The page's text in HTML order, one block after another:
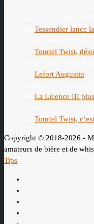
Tessendier lance
Tourtel Twist,
Lefort Augustin
La Licence III
Tourtel Twist,
Copyright © 2018-2026 -
amateurs de bière et de
Tips